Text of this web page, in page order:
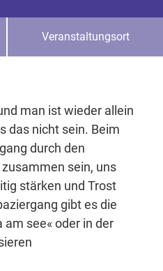
Veranstaltungsort
man ist wieder allein
das nicht sein. Beim
durch den
sein, uns
stärken und Trost
gibt es die
see« oder in der